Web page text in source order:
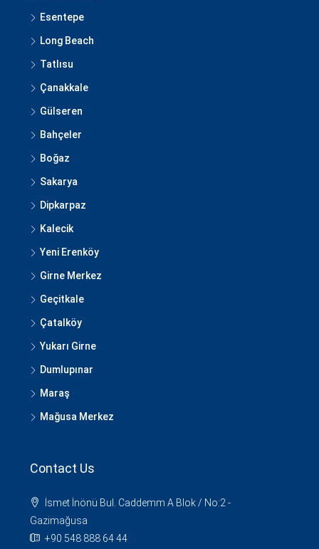
Esentepe
Long Beach
Tatlısu
Çanakkale
Gülseren
Bahçeler
Boğaz
Sakarya
Dipkarpaz
Kalecik
Yeni Erenköy
Girne Merkez
Geçitkale
Çatalköy
Yukarı Girne
Dumlupınar
Maraş
Mağusa Merkez
Contact Us
İsmet İnönü Bul. Caddemm A Blok / No:2 -
Gazimağusa
+90 548 888 64 44